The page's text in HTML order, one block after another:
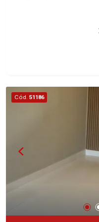
deste imóvel que a
selecionou para você: - 261m² de área
terrenos
mais desejados da
sua segurança,
prestígio da região, como: Alto da
Jardim Botânico,
Golfe, City Ribeirão,
Ilhas do Sul, Jardim
Quinta da
Cód. 51186